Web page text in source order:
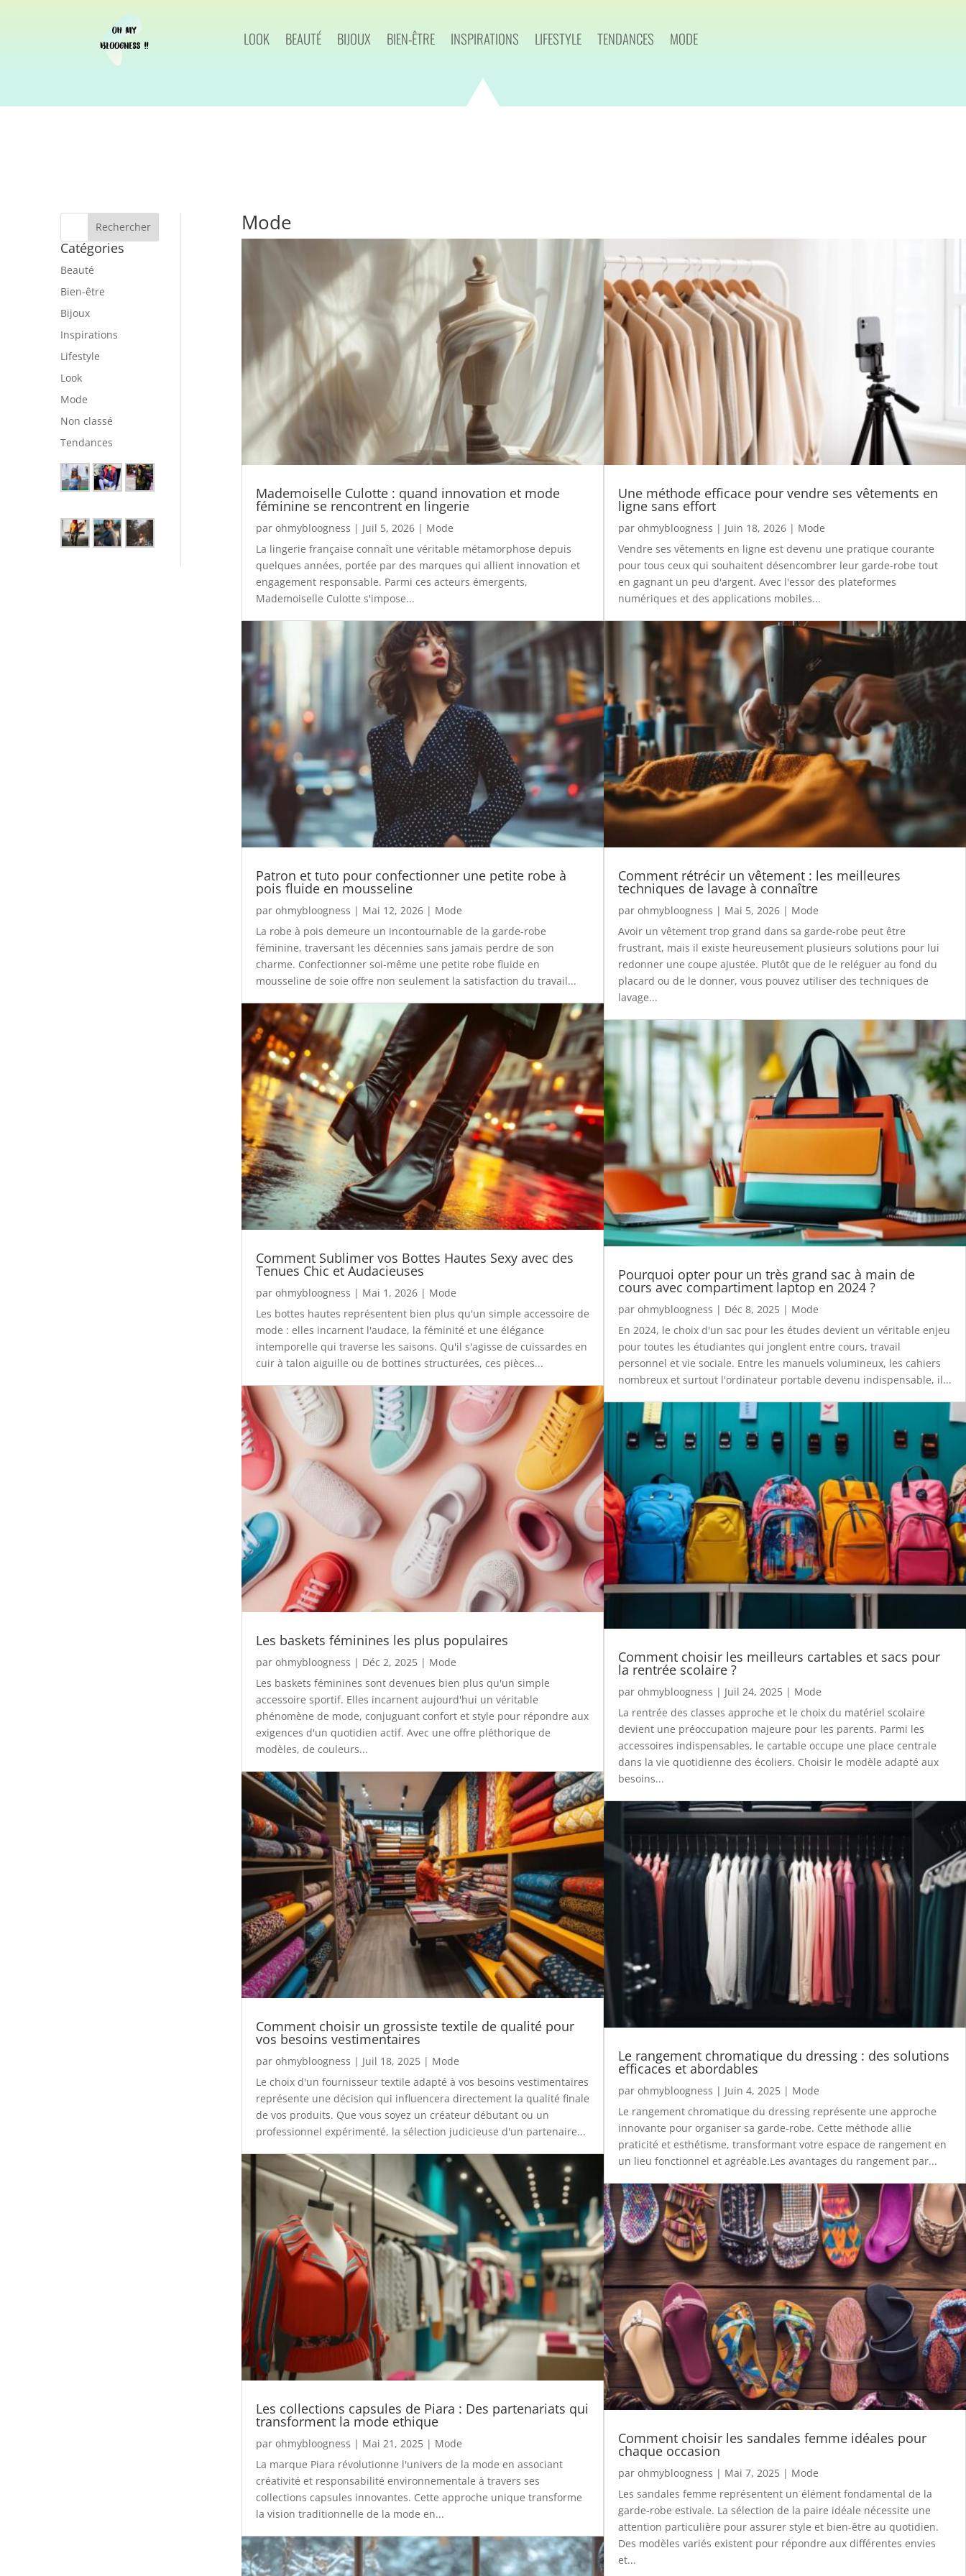
LOOK BEAUTÉ BIJOUX BIEN-ÊTRE INSPIRATIONS LIFESTYLE TENDANCES MODE
Catégories
Beauté
Bien-être
Bijoux
Inspirations
Lifestyle
Look
Mode
Non classé
Tendances
Mode
Mademoiselle Culotte : quand innovation et mode
féminine se rencontrent en lingerie
par ohmybloogness | Juil 5, 2026 | Mode
La lingerie française connaît une véritable métamorphose depuis
quelques années, portée par des marques qui allient innovation et
engagement responsable. Parmi ces acteurs émergents,
Mademoiselle Culotte s'impose...
Patron et tuto pour confectionner une petite robe à
pois fluide en mousseline
par ohmybloogness | Mai 12, 2026 | Mode
La robe à pois demeure un incontournable de la garde-robe
féminine, traversant les décennies sans jamais perdre de son
charme. Confectionner soi-même une petite robe fluide en
mousseline de soie offre non seulement la satisfaction du travail...
Comment Sublimer vos Bottes Hautes Sexy avec des
Tenues Chic et Audacieuses
par ohmybloogness | Mai 1, 2026 | Mode
Les bottes hautes représentent bien plus qu'un simple accessoire de
mode : elles incarnent l'audace, la féminité et une élégance
intemporelle qui traverse les saisons. Qu'il s'agisse de cuissardes en
cuir à talon aiguille ou de bottines structurées, ces pièces...
Les baskets féminines les plus populaires
par ohmybloogness | Déc 2, 2025 | Mode
Les baskets féminines sont devenues bien plus qu'un simple
accessoire sportif. Elles incarnent aujourd'hui un véritable
phénomène de mode, conjuguant confort et style pour répondre aux
exigences d'un quotidien actif. Avec une offre pléthorique de
modèles, de couleurs...
Comment choisir un grossiste textile de qualité pour
vos besoins vestimentaires
par ohmybloogness | Juil 18, 2025 | Mode
Le choix d'un fournisseur textile adapté à vos besoins vestimentaires
représente une décision qui influencera directement la qualité finale
de vos produits. Que vous soyez un créateur débutant ou un
professionnel expérimenté, la sélection judicieuse d'un partenaire...
Les collections capsules de Piara : Des partenariats qui
transforment la mode ethique
par ohmybloogness | Mai 21, 2025 | Mode
La marque Piara révolutionne l'univers de la mode en associant
créativité et responsabilité environnementale à travers ses
collections capsules innovantes. Cette approche unique transforme
la vision traditionnelle de la mode en...
Une méthode efficace pour vendre ses vêtements en
ligne sans effort
par ohmybloogness | Juin 18, 2026 | Mode
Vendre ses vêtements en ligne est devenu une pratique courante
pour tous ceux qui souhaitent désencombrer leur garde-robe tout
en gagnant un peu d'argent. Avec l'essor des plateformes
numériques et des applications mobiles...
Comment rétrécir un vêtement : les meilleures
techniques de lavage à connaître
par ohmybloogness | Mai 5, 2026 | Mode
Avoir un vêtement trop grand dans sa garde-robe peut être
frustrant, mais il existe heureusement plusieurs solutions pour lui
redonner une coupe ajustée. Plutôt que de le reléguer au fond du
placard ou de le donner, vous pouvez utiliser des techniques de
lavage...
Pourquoi opter pour un très grand sac à main de
cours avec compartiment laptop en 2024 ?
par ohmybloogness | Déc 8, 2025 | Mode
En 2024, le choix d'un sac pour les études devient un véritable enjeu
pour toutes les étudiantes qui jonglent entre cours, travail
personnel et vie sociale. Entre les manuels volumineux, les cahiers
nombreux et surtout l'ordinateur portable devenu indispensable, il...
Comment choisir les meilleurs cartables et sacs pour
la rentrée scolaire ?
par ohmybloogness | Juil 24, 2025 | Mode
La rentrée des classes approche et le choix du matériel scolaire
devient une préoccupation majeure pour les parents. Parmi les
accessoires indispensables, le cartable occupe une place centrale
dans la vie quotidienne des écoliers. Choisir le modèle adapté aux
besoins...
Le rangement chromatique du dressing : des solutions
efficaces et abordables
par ohmybloogness | Juin 4, 2025 | Mode
Le rangement chromatique du dressing représente une approche
innovante pour organiser sa garde-robe. Cette méthode allie
praticité et esthétisme, transformant votre espace de rangement en
un lieu fonctionnel et agréable.Les avantages du rangement par...
Comment choisir les sandales femme idéales pour
chaque occasion
par ohmybloogness | Mai 7, 2025 | Mode
Les sandales femme représentent un élément fondamental de la
garde-robe estivale. La sélection de la paire idéale nécessite une
attention particulière pour assurer style et bien-être au quotidien.
Des modèles variés existent pour répondre aux différentes envies
et...